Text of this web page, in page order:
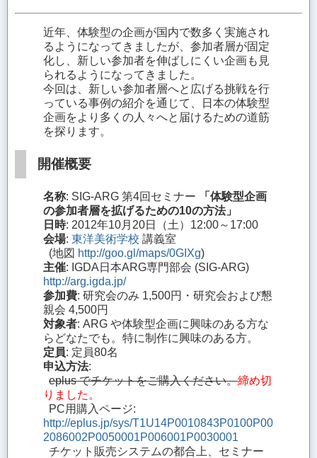
近年、体験型の企画が国内で数多く実施され
るようになってきましたが、参加者層が固定
化し、新しい参加者を伸ばしにくい企画も見
られるようになってきました。
今回は、新しい参加者層へと広げる挑戦を行
っている事例の紹介を通じて、日本の体験型
企画をより多くの人々へと届けるための道筋
を探ります。
開催概要
名称: SIG-ARG 第4回セミナー
「体験型企画
の参加者層を拡げるための10の方法」
日時: 2012年10月20日（土）12:00～17:00
会場: 東洋美術学校 講義室
(地図 http://goo.gl/maps/0GIXg)
主催: IGDA日本ARG専門部会 (SIG-ARG)
http://arg.igda.jp/
参加費: 研究会のみ 1,500円・研究会および懇
親会 4,500円
対象者: ARG や体験型企画に興味のある方な
らどなたでも。特に制作に興味のある方。
定員: 定員80名
申込方法:
eplus でチケットをご購入ください。締め切
りました。
PC用購入ページ:
http://eplus.jp/sys/T1U14P0010843P0100P00
2086002P0050001P006001P0030001
チケット販売システムの都合上、セミナー